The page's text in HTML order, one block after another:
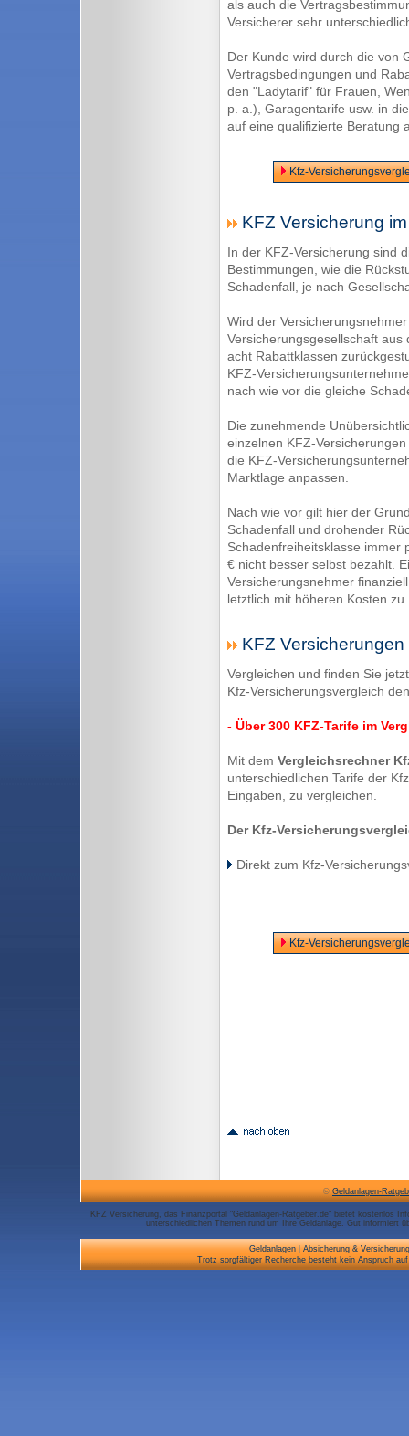
als auch die
Versicherer sehr
Der Kunde wird durch die von
Vertragsbedingungen und
den "Ladytarif" für Frauen,
p. a.), Garagentarife usw. in
auf eine qualifizierte Beratung
Kfz-
KFZ Versicherung
In der KFZ-Versicherung sind
Bestimmungen, wie die
Schadenfall, je nach
Wird der
Versicherungsgesellschaft
acht Rabattklassen
KFZ-
nach wie vor die gleiche
Die zunehmende
einzelnen KFZ-
die KFZ-
Marktlage anpassen.
Nach wie vor gilt hier der
Schadenfall und drohender
Schadenfreiheitsklasse immer
€ nicht besser selbst bezahlt.
Versicherungsnehmer
letztlich mit höheren Kosten
KFZ
Vergleichen und finden Sie
Kfz-Versicherungsvergleich
- Über 300 KFZ-Tarife im
Mit dem Vergleichsrechner
unterschiedlichen Tarife der
Eingaben, zu vergleichen.
Der Kfz-
Direkt zum Kfz-
Kfz-
©Geldanlagen-
KFZ Versicherung, das Finanzportal "Geldanlagen-Ratgeber.de" bietet kostenlos
unterschiedlichen Themen rund um Ihre Geldanlage. Gut informiert
Geldanlagen|Absicherung &
Trotz sorgfältiger Recherche besteht kein Anspruch